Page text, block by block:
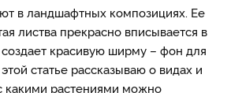
в ландшафтных композициях. Ее
листва прекрасно вписывается в
красивую ширму – фон для
статье рассказываю о видах и
какими растениями можно